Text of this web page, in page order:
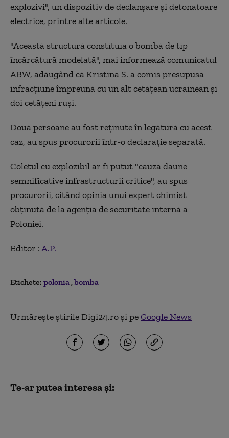
explozivi", un dispozitiv de declanşare şi detonatoare
electrice, printre alte articole.
"Această structură constituia o bombă de tip
încărcătură modelată", mai informează comunicatul
ABW, adăugând că Kristina S. a comis presupusa
infracţiune împreună cu un alt cetăţean ucrainean şi
doi cetăţeni ruşi.
Două persoane au fost reţinute în legătură cu acest
caz, au spus procurorii într-o declaraţie separată.
Coletul cu explozibil ar fi putut "cauza daune
semnificative infrastructurii critice", au spus
procurorii, citând opinia unui expert chimist
obţinută de la agenţia de securitate internă a
Poloniei.
Editor :A.P.
Etichete: polonia bomba
Urmărește știrile Digi24.ro și peGoogle News
Te-ar putea interesa și: